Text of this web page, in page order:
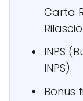
Carta
INPS
INPS).
Bonus